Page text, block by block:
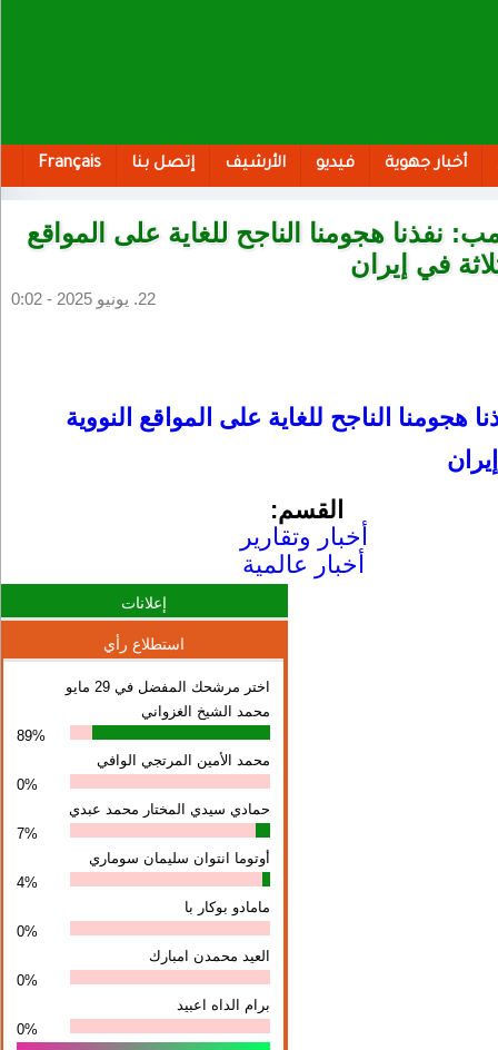
أخبار جهوية فيديو الأرشيف إتصل بنا Français
نفذنا هجومنا الناجح للغاية على المواقع
في إيران
22. يونيو 2025 - 0:02
هجومنا الناجح للغاية على المواقع النووية
القسم:
أخبار وتقارير
أخبار عالمية
إعلانات
استطلاع رأي
اختر مرشحك المفضل في 29 مايو
محمد الشيخ الغزواني
89%
محمد الأمين المرتجي الوافي
0%
حمادي سيدي المختار محمد عبدي
7%
أوتوما انتوان سلیمان سوماري
4%
مامادو بوكار با
0%
العيد محمدن امبارك
0%
برام الداه اعبيد
0%